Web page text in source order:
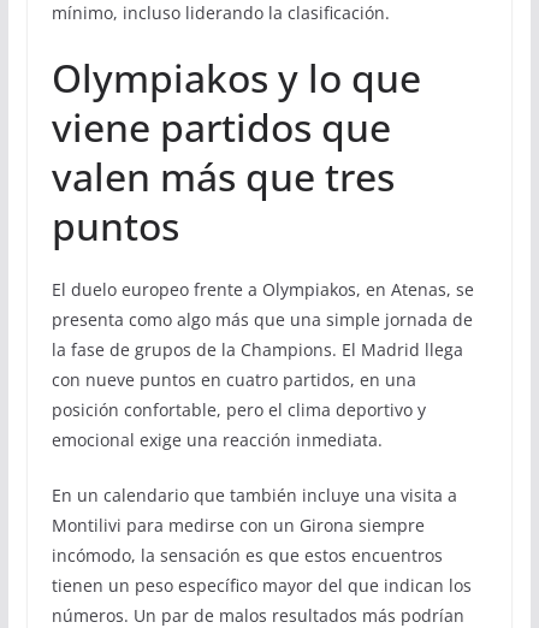
mínimo, incluso liderando la clasificación.
Olympiakos y lo que
viene partidos que
valen más que tres
puntos
El duelo europeo frente a Olympiakos, en Atenas, se
presenta como algo más que una simple jornada de
la fase de grupos de la Champions. El Madrid llega
con nueve puntos en cuatro partidos, en una
posición confortable, pero el clima deportivo y
emocional exige una reacción inmediata.
En un calendario que también incluye una visita a
Montilivi para medirse con un Girona siempre
incómodo, la sensación es que estos encuentros
tienen un peso específico mayor del que indican los
números. Un par de malos resultados más podrían